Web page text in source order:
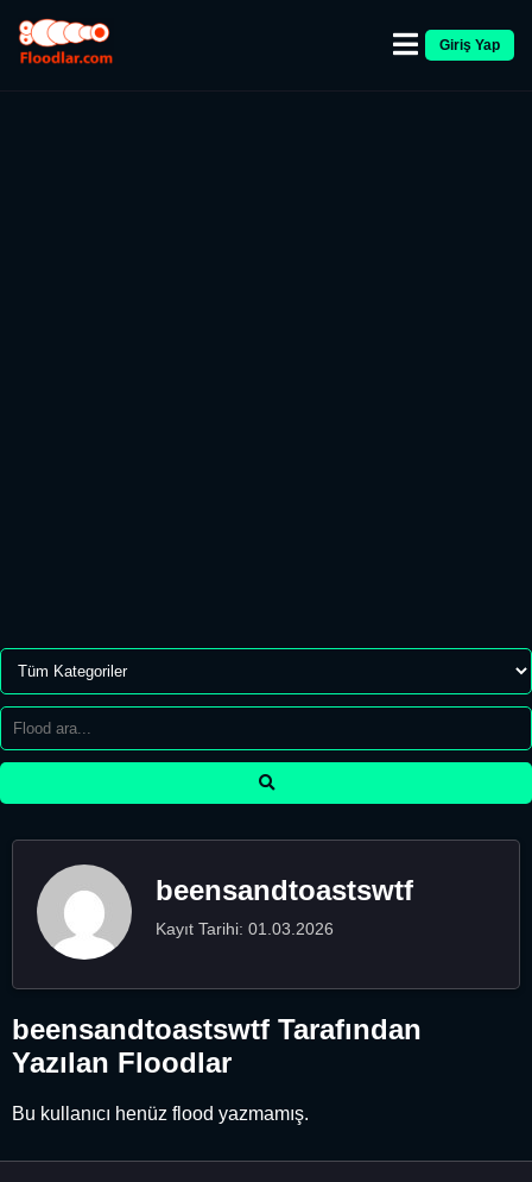
Giriş Yap
beensandtoastswtf
Kayıt Tarihi: 01.03.2026
beensandtoastswtf Tarafından
Yazılan Floodlar
Bu kullanıcı henüz flood yazmamış.